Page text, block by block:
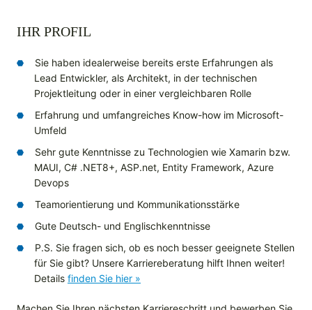
IHR PROFIL
Sie haben idealerweise bereits erste Erfahrungen als
Lead Entwickler, als Architekt, in der technischen
Projektleitung oder in einer vergleichbaren Rolle
Erfahrung und umfangreiches Know-how im Microsoft-
Umfeld
Sehr gute Kenntnisse zu Technologien wie Xamarin bzw.
MAUI, C# .NET8+, ASP.net, Entity Framework, Azure
Devops
Teamorientierung und Kommunikationsstärke
Gute Deutsch- und Englischkenntnisse
P.S. Sie fragen sich, ob es noch besser geeignete Stellen
für Sie gibt? Unsere Karriereberatung hilft Ihnen weiter!
Details finden Sie hier »